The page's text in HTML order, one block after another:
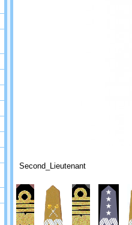
Second_Lieutenant